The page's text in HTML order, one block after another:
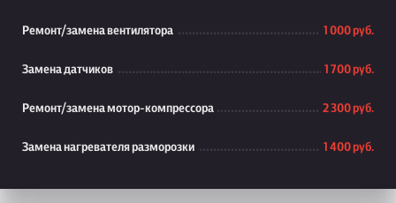
Ремонт/замена вентилятора 1 000 руб.
Замена датчиков 1 700 руб.
Ремонт/замена мотор-компрессора 2 300 руб.
Замена нагревателя разморозки 1 400 руб.